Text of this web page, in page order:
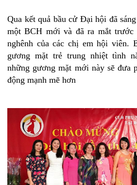
Qua kết quả bầu cử Đại hội đã
một BCH mới và đã ra mắt trước
nghênh của các chị em hội viên.
gương mặt trẻ trung nhiệt tình
những gương mặt mới này sẽ đưa
động mạnh mẽ hơn